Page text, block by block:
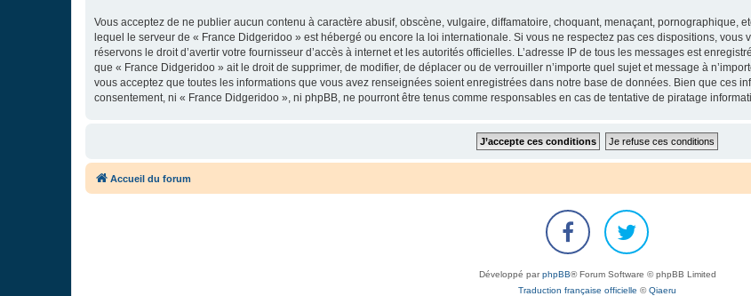
Vous acceptez de ne publier aucun contenu à caractère abusif, obscène, vulgaire, diffamatoire, choquant, menaçant, pornographique,
lequel le serveur de « France Didgeridoo » est hébergé ou encore la loi internationale. Si vous ne respectez pas ces dispositions,
réservons le droit d’avertir votre fournisseur d’accès à internet et les autorités officielles. L’adresse IP de tous les messages est
que « France Didgeridoo » ait le droit de supprimer, de modifier, de déplacer ou de verrouiller n’importe quel sujet et message à
vous acceptez que toutes les informations que vous avez renseignées soient enregistrées dans notre base de données. Bien que ces
consentement, ni « France Didgeridoo », ni phpBB, ne pourront être tenus comme responsables en cas de tentative de piratage
Accueil du forum
Développé parphpBB® Forum Software © phpBB Limited
Traduction française officielle ©Qiaeru